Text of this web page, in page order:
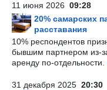
11 июня 2026 09:28
20% самарских
расставания
10% респондентов
бывшим партнером из-
аренду по-отдельности.
31 декабря 2025 20:30